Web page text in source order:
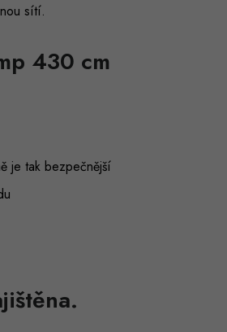
sítí.
430 cm
je tak bezpečnější